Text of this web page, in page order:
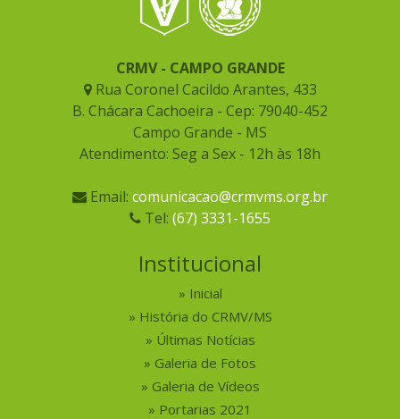
CRMV - CAMPO GRANDE
Rua Coronel Cacildo Arantes, 433
B. Chácara Cachoeira - Cep: 79040-452
Campo Grande - MS
Atendimento: Seg a Sex - 12h às 18h
Email: comunicacao@crmvms.org.br
Tel: (67) 3331-1655
Institucional
Inicial
História do CRMV/MS
Últimas Notícias
Galeria de Fotos
Galeria de Vídeos
Portarias 2021